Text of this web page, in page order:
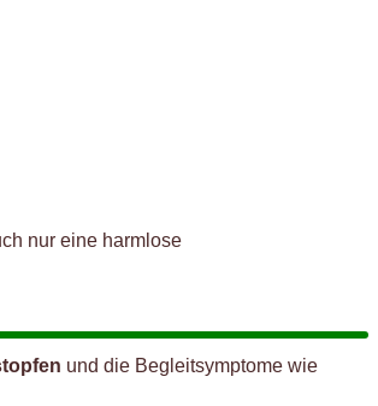
nur eine harmlose
und die Begleitsymptome wie